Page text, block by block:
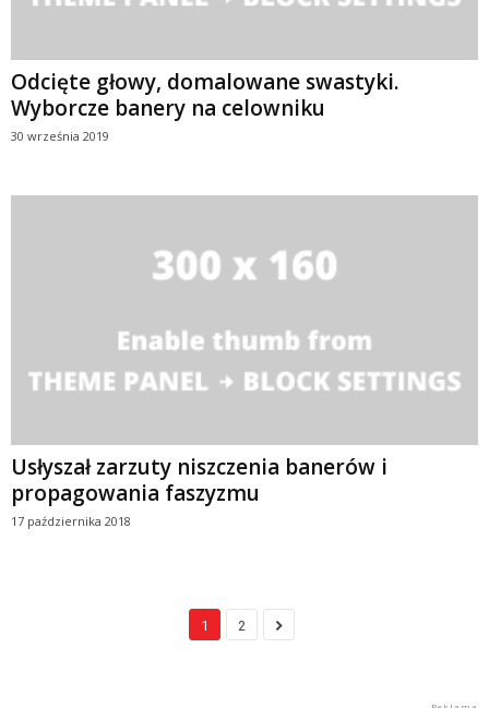
Odcięte głowy, domalowane swastyki.
Wyborcze banery na celowniku
30 września 2019
Usłyszał zarzuty niszczenia banerów i
propagowania faszyzmu
17 października 2018
1 2